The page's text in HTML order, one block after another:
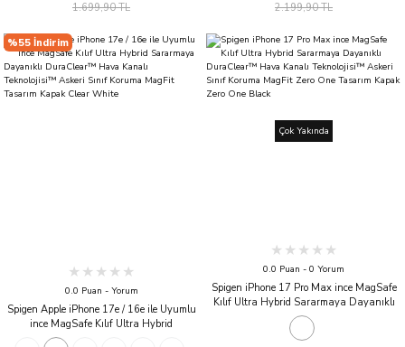
1.699,90 TL 2.199,90 TL
%55 İndirim
0.0 Puan - Yorum
Spigen Apple iPhone 17e / 16e ile Uyumlu
ince MagSafe Kılıf Ultra Hybrid
Sararmaya Dayanıklı DuraClear™ Hava
Çok Yakında
0.0 Puan - 0 Yorum
Spigen iPhone 17 Pro Max ince MagSafe
Kılıf Ultra Hybrid Sararmaya Dayanıklı
DuraClear™ Hava Kanalı Teknolojisi™
Askeri Sınıf Koruma MagFit Zero One